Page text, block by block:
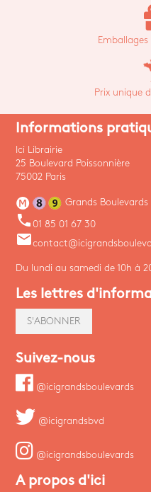
Prix unique
Informations
Ici Librairie
25 Boulevard Poissonnière
75002 Paris
Grands Boulevards
phone 01 85 01 67 30
email
Du lundi au samedi de 10h à
Les lettres
S'ABONNER
Suivez-nous
@icigrandsboulevards
@icigrandsbvd
@icigrandsboulevards
A propos d'ici